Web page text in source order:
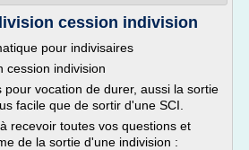
cession indivision
pour indivisaires
cession indivision
pour vocation de durer, aussi la sortie
facile que de sortir d'une SCI.
recevoir toutes vos questions et
de la sortie d'une indivision :